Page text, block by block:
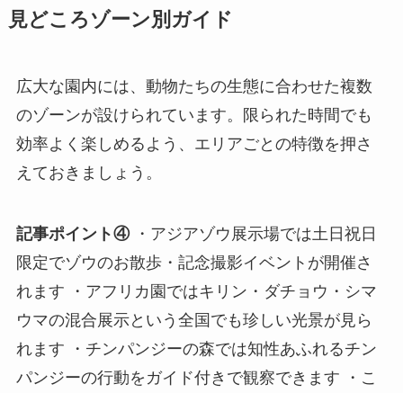
見どころゾーン別ガイド
広大な園内には、動物たちの生態に合わせた複数
のゾーンが設けられています。限られた時間でも
効率よく楽しめるよう、エリアごとの特徴を押さ
えておきましょう。
記事ポイント④・アジアゾウ展示場では土日祝日
限定でゾウのお散歩・記念撮影イベントが開催さ
れます ・アフリカ園ではキリン・ダチョウ・シマ
ウマの混合展示という全国でも珍しい光景が見ら
れます ・チンパンジーの森では知性あふれるチン
パンジーの行動をガイド付きで観察できます ・こ